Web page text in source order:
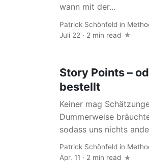
wann mit der...
Patrick Schönfeld in
Juli 22 · 2 min read
Story Points –
bestellt
Keiner mag
Dummerweise
sodass uns nichts
Patrick Schönfeld in
Apr. 11 · 2 min read